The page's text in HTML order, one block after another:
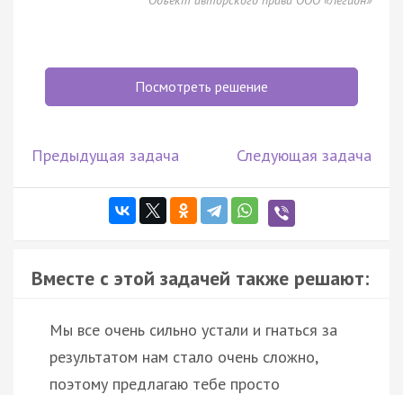
Посмотреть решение
Предыдущая задача Следующая задача
Вместе с этой задачей также решают:
Мы все очень сильно устали и гнаться за
результатом нам стало очень сложно,
поэтому предлагаю тебе просто